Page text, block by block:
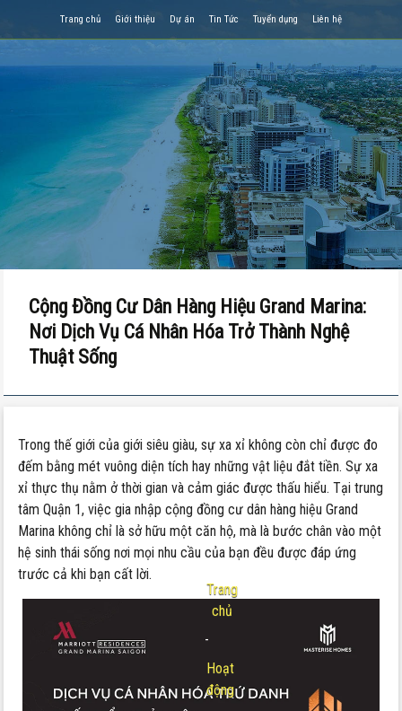
Trang chủ Giới thiệu Dự án Tin Tức Tuyển dụng Liên hệ
Trang
chủ
-
Hoạt
động
Cộng Đồng Cư Dân Hàng Hiệu Grand Marina:
Nơi Dịch Vụ Cá Nhân Hóa Trở Thành Nghệ
Thuật Sống
Trong thế giới của giới siêu giàu, sự xa xỉ không còn chỉ được đo
đếm bằng mét vuông diện tích hay những vật liệu đắt tiền. Sự xa
xỉ thực thụ nằm ở thời gian và cảm giác được thấu hiểu. Tại trung
tâm Quận 1, việc gia nhập cộng đồng cư dân hàng hiệu Grand
Marina không chỉ là sở hữu một căn hộ, mà là bước chân vào một
hệ sinh thái sống nơi mọi nhu cầu của bạn đều được đáp ứng
trước cả khi bạn cất lời.